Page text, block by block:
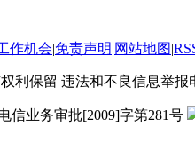
作机会|免责声明|网站地图|
利保留 违法和不良信息举报
信业务审批[2009]字第281号